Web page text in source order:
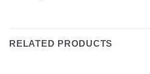
RELATED PRODUCTS